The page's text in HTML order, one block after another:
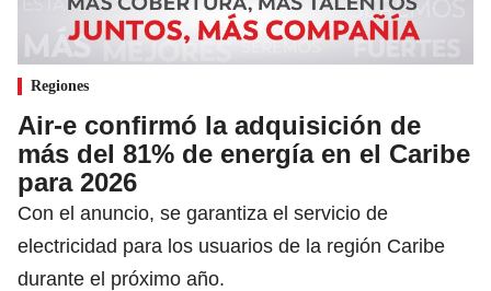
Regiones
Air-e confirmó la adquisición de
más del 81% de energía en el Caribe
para 2026
Con el anuncio, se garantiza el servicio de
electricidad para los usuarios de la región Caribe
durante el próximo año.